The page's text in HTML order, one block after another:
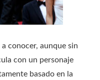
conocer, aunque sin
con un personaje
basado en la